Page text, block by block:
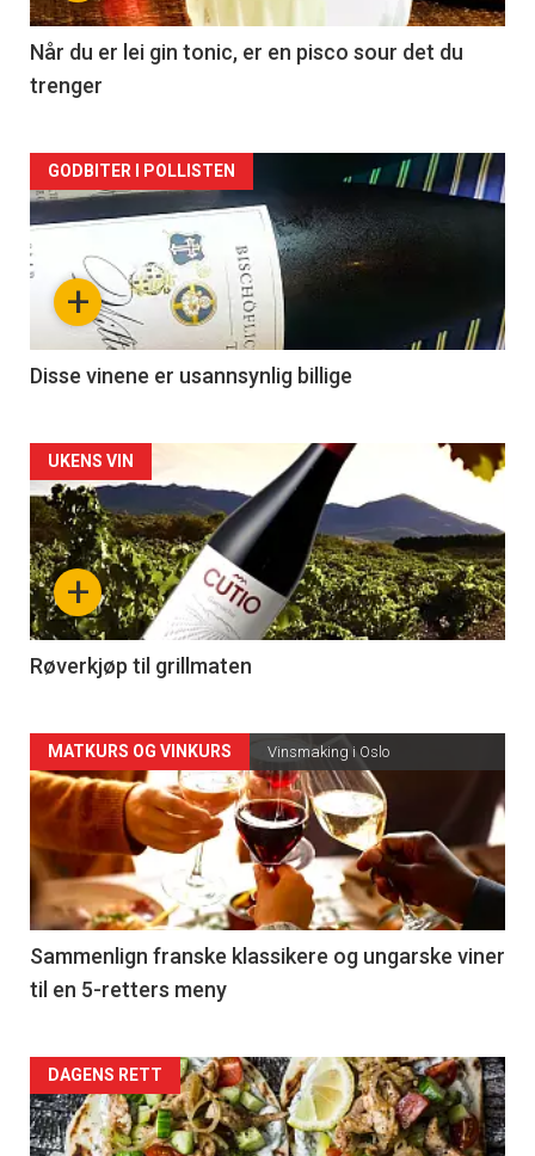
2
Når du er lei gin tonic, er en pisco sour det du
trenger
Forsiden
akkurat
nå
3
+
GODBITER I POLLISTEN
Disse vinene er usannsynlig billige
Forsiden
akkurat
nå
-
4
+
UKENS VIN
Røverkjøp til grillmaten
Forsiden
akkurat
nå
-
5
MATKURS OG VINKURS Vinsmaking i Oslo
Sammenlign franske klassikere og ungarske viner
til en 5-retters meny
Forsiden
akkurat
DAGENS RETT